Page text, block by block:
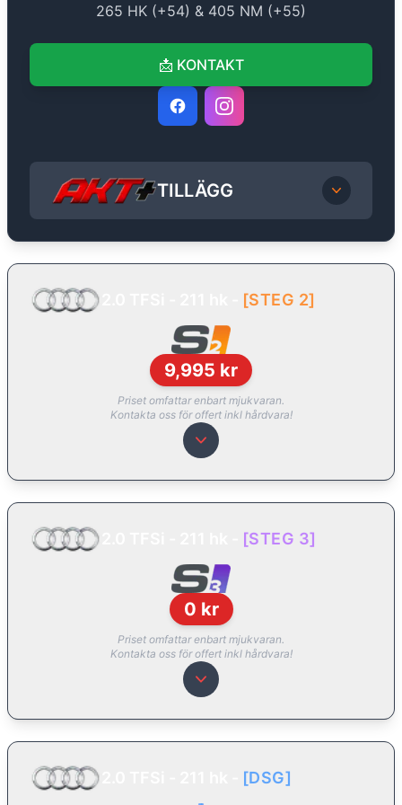
265 HK (+54) & 405 NM (+55)
📩 KONTAKT
TILLÄGG
[STEG 2]
9,995 kr
Priset omfattar enbart mjukvaran.
Kontakta oss för offert inkl hårdvara!
[STEG 3]
0 kr
Priset omfattar enbart mjukvaran.
Kontakta oss för offert inkl hårdvara!
[DSG]